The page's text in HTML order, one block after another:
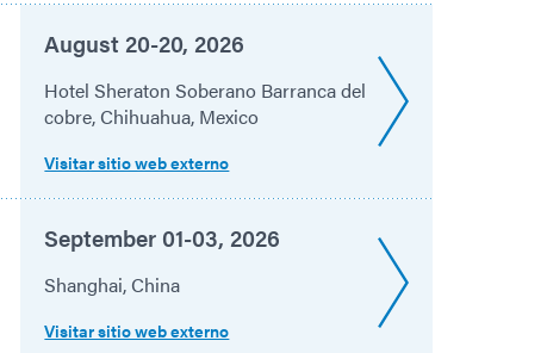
August 20-20, 2026
Hotel Sheraton Soberano Barranca del
cobre, Chihuahua, Mexico
Visitar sitio web externo
September 01-03, 2026
Shanghai, China
Visitar sitio web externo